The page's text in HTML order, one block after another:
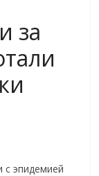
за
с эпидемией